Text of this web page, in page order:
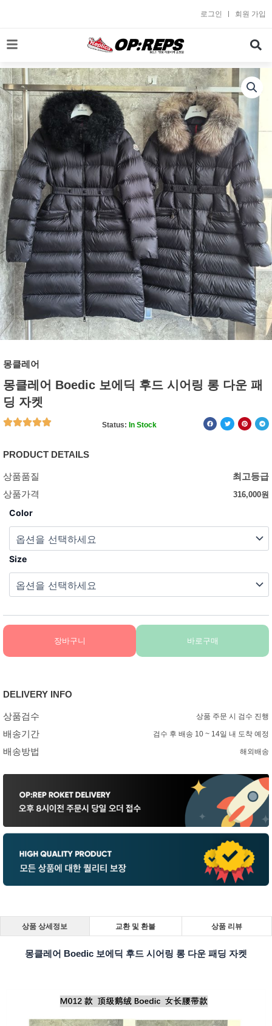
로
너
뛰
기
로그인 회원 가입
몽클레어
몽클레어 Boedic 보에딕 후드 시어링 롱 다운 패
딩 자켓
Status: In Stock
PRODUCT DETAILS
상품품질
최고등급
상품가격
316,000원
Color
Size
장바구니 바로구매
DELIVERY INFO
상품검수 상품 주문 시 검수 진행
배송기간 검수 후 배송 10 ~ 14일 내 도착 예정
배송방법 해외배송
상품 상세정보 교환 및 환불 상품 리뷰
몽클레어 Boedic 보에딕 후드 시어링 롱 다운 패딩 자켓